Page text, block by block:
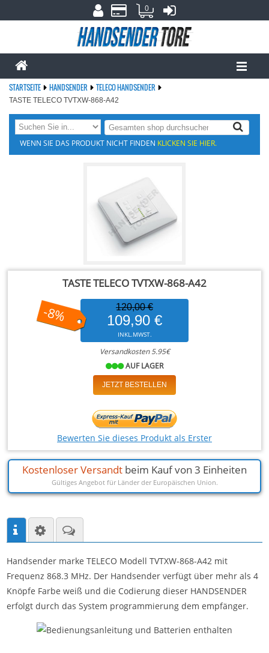
0
STARTSEITE HANDSENDER TELECO HANDSENDER
TASTE TELECO TVTXW-868-A42
WENN SIE DAS PRODUKT NICHT FINDEN KLICKEN SIE HIER.
TASTE TELECO TVTXW-868-A42
120,00 €
109,90 €
INKL.MWST.
Versandkosten 5.95€
AUF LAGER
-8%
JETZT BESTELLEN
Bewerten Sie dieses Produkt als Erster
Kostenloser Versandt beim Kauf von 3 Einheiten
Gültiges Angebot für Länder der Europäischen Union.
Handsender marke TELECO Modell TVTXW-868-A42 mit
Frequenz 868.3 MHz. Der Handsender verfügt über mehr als 4
Knöpfe Farbe weiß und die Codierung dieser HANDSENDER
erfolgt durch das System programmierung dem empfänger.